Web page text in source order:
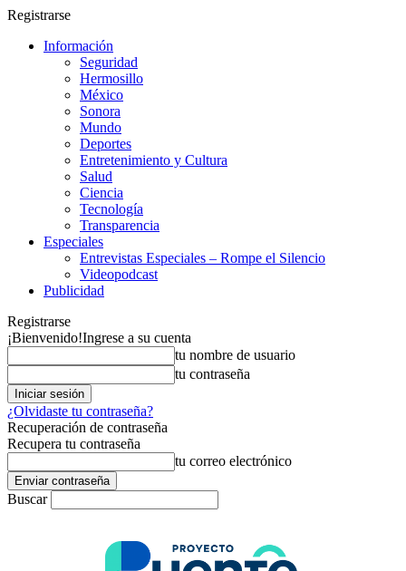
Registrarse
Información
Seguridad
Hermosillo
México
Sonora
Mundo
Deportes
Entretenimiento y Cultura
Salud
Ciencia
Tecnología
Transparencia
Especiales
Entrevistas Especiales – Rompe el Silencio
Videopodcast
Publicidad
Registrarse
¡Bienvenido!Ingrese a su cuenta
tu nombre de usuario
tu contraseña
¿Olvidaste tu contraseña?
Recuperación de contraseña
Recupera tu contraseña
tu correo electrónico
Buscar